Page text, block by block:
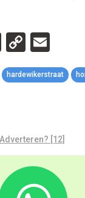
WhatsApp
Copy
Link
hardewikerstraat
Adverteren? [12]